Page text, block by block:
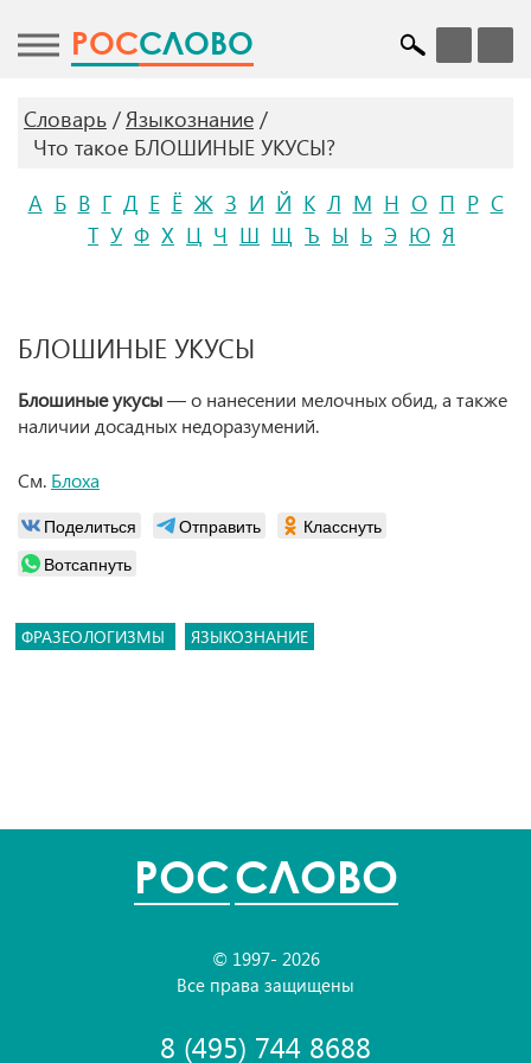
POCСЛОВО
Словарь
Языкознание
Что такое БЛОШИНЫЕ УКУСЫ?
А Б В Г Д Е Ё Ж З И Й К Л М Н О П Р С
Т У Ф Х Ц Ч Ш Щ Ъ Ы Ь Э Ю Я
БЛОШИНЫЕ УКУСЫ
Блошиные укусы— о нанесении мелочных обид, а также
наличии досадных недоразумений.
См. Блоха
Поделиться Отправить
Класснуть
Вотсапнуть
ФРАЗЕОЛОГИЗМЫ ЯЗЫКОЗНАНИЕ
POCСЛОВО
© 1997- 2026
Все права защищены
8 (495) 744 8688